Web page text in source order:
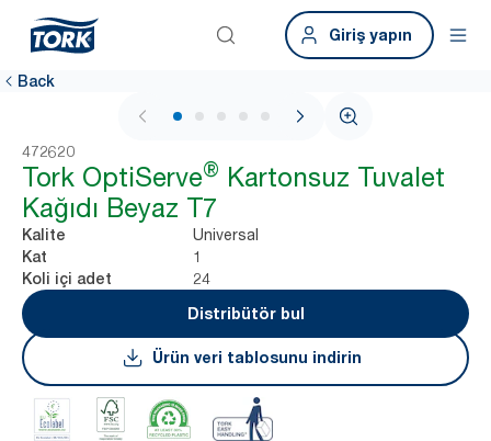
Giriş yapın
Back
1 / 5
472620
Tork OptiServe® Kartonsuz Tuvalet
Kağıdı Beyaz T7
Kalite Universal
Kat 1
Koli içi adet
24
Distribütör bul
Ürün veri tablosunu indirin